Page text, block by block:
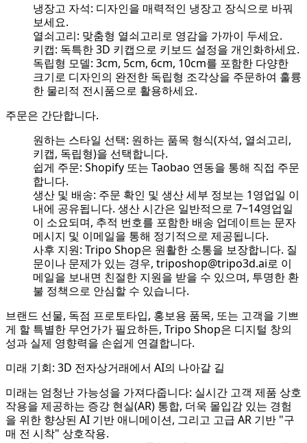
냉장고 자석: 디자인을 매력적인 냉장고 장식으로 바꿔
보세요.
열쇠고리: 맞춤형 열쇠고리로 영감을 가까이 두세요.
키캡: 독특한 3D 키캡으로 키보드 설정을 개인화하세요.
독립형 모델: 3cm, 5cm, 6cm, 10cm를 포함한 다양한
크기로 디자인의 완전한 독립형 조각상을 주문하여 훌륭
한 물리적 전시품으로 활용하세요.
주문은 간단합니다.
원하는 스타일 선택: 원하는 품목 형식(자석, 열쇠고리,
키캡, 독립형)을 선택합니다.
쉽게 주문: Shopify 또는 Taobao 연동을 통해 직접 주문
합니다.
생산 및 배송: 주문 확인 및 생산 세부 정보는 1영업일 이
내에 공유됩니다. 생산 시간은 일반적으로 7~14영업일
이 소요되며, 추적 번호를 포함한 배송 업데이트는 문자
메시지 및 이메일을 통해 정기적으로 제공됩니다.
사후 지원: Tripo Shop은 원활한 소통을 보장합니다. 질
문이나 문제가 있는 경우, triposhop@tripo3d.ai로 이
메일을 보내면 친절한 지원을 받을 수 있으며, 투명한 환
불 정책으로 안심할 수 있습니다.
브랜드 선물, 독점 프로토타입, 홍보용 품목, 또는 고객을 기쁘
게 할 특별한 무언가가 필요하든, Tripo Shop은 디지털 창의
성과 실제 영향력을 손쉽게 연결합니다.
미래 기회: 3D 전자상거래에서 AI의 나아갈 길
미래는 엄청난 가능성을 가져다줍니다: 실시간 고객 제품 상호
작용을 제공하는 증강 현실(AR) 통합, 더욱 몰입감 있는 경험
을 위한 향상된 AI 기반 애니메이션, 그리고 고급 AR 기반 "구
매 전 시착" 상호작용.